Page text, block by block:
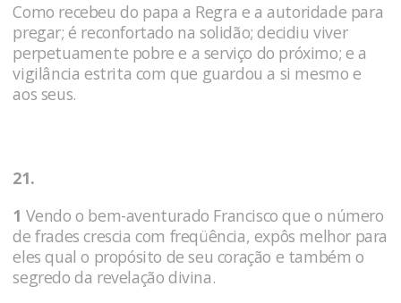
Como recebeu do papa a Regra e a autoridade para
pregar; é reconfortado na solidão; decidiu viver
perpetua­mente pobre e a serviço do próximo; e a
vigilância estrita com que guardou a si mesmo e
aos seus.
21.
1 Vendo o bem-aventurado Francisco que o número
de frades crescia com freqüência, expôs melhor para
eles qual o propósito de seu coração e também o
segredo da revelação divina.